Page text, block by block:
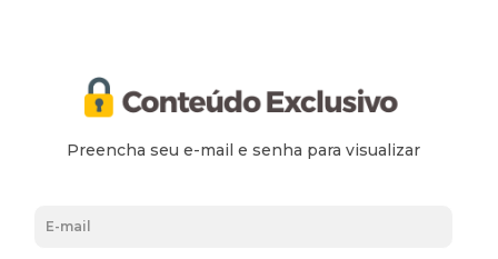
Preencha seu e-mail e senha para visualizar